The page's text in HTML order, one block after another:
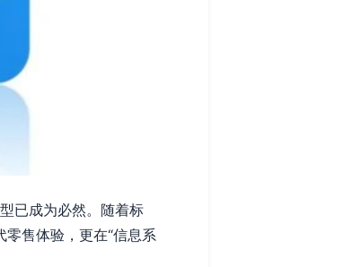
已成为必然。随着标
零售体验，更在“信息系